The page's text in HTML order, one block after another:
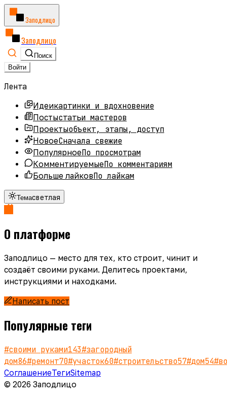
Заподлицо
Заподлицо
Поиск
Войти
Лента
Идеикартинки и вдохновение
Постыстатьи мастеров
Проектыобъект, этапы, доступ
НовоеСначала свежие
ПопулярноеПо просмотрам
КомментируемыеПо комментариям
Больше лайковПо лайкам
Темасветлая
О платформе
Заподлицо — место для тех, кто строит, чинит и
создаёт своими руками. Делитесь проектами,
инструкциями и находками.
Написать пост
Популярные теги
#своими руками143#загородный
дом86#ремонт70#участок60#строительство57#дом54#
СоглашениеТегиSitemap
© 2026 Заподлицо